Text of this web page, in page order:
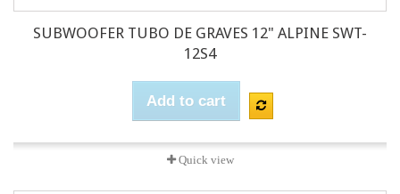
SUBWOOFER TUBO DE GRAVES 12" ALPINE SWT-
12S4
Add to cart
Quick view